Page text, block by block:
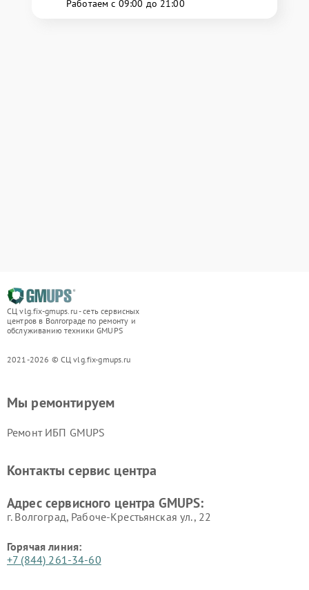
Работаем с 09:00 до 21:00
СЦ vlg.fix-gmups.ru - сеть сервисных
центров в Волгограде по ремонту и
обслуживанию техники GMUPS
2021-2026 © СЦ vlg.fix-gmups.ru
Мы ремонтируем
Ремонт ИБП GMUPS
Контакты сервис центра
Адрес сервисного центра GMUPS:
г. Волгоград, Рабоче-Крестьянская ул., 22
Горячая линия:
+7 (844) 261-34-60